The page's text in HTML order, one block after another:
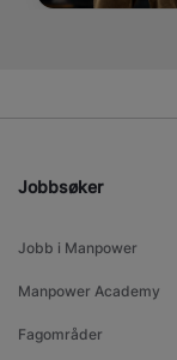
Jobbsøker
Jobb i Manpower
Manpower Academy
Fagområder